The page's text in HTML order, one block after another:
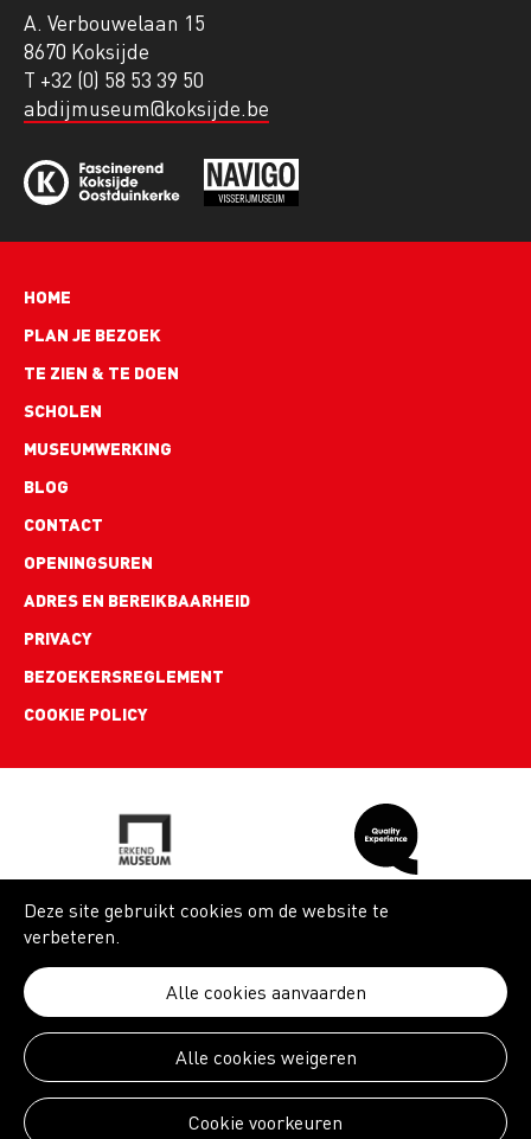
A. Verbouwelaan 15
8670 Koksijde
T +32 (0) 58 53 39 50
abdijmuseum@koksijde.be
Hoofdnavigatie
HOME
PLAN JE BEZOEK
TE ZIEN & TE DOEN
SCHOLEN
MUSEUMWERKING
BLOG
Footer
links
CONTACT
OPENINGSUREN
ADRES EN BEREIKBAARHEID
PRIVACY
BEZOEKERSREGLEMENT
COOKIE POLICY
Deze site gebruikt cookies om de website te
verbeteren.
Cookie voorkeuren
Alle cookies weigeren
Alle cookies aanvaarden